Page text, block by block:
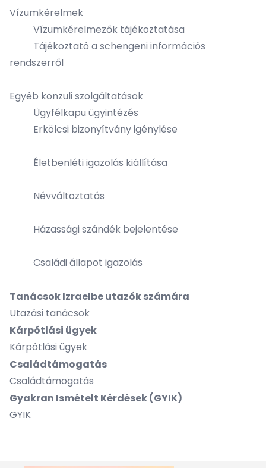
Vízumkérelmek
Vízumkérelmezők tájékoztatása
Tájékoztató a schengeni információs
rendszerről
Egyéb konzuli szolgáltatások
Ügyfélkapu ügyintézés
Erkölcsi bizonyítvány igénylése
Életbenléti igazolás kiállítása
Névváltoztatás
Házassági szándék bejelentése
Családi állapot igazolás
Tanácsok Izraelbe utazók számára
Utazási tanácsok
Kárpótlási ügyek
Kárpótlási ügyek
Családtámogatás
Családtámogatás
Gyakran Ismételt Kérdések (GYIK)
GYIK